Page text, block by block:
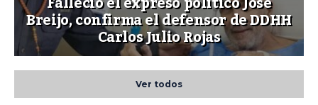
Breijo, confirma el defensor de DDHH
Carlos Julio Rojas
Ver todos